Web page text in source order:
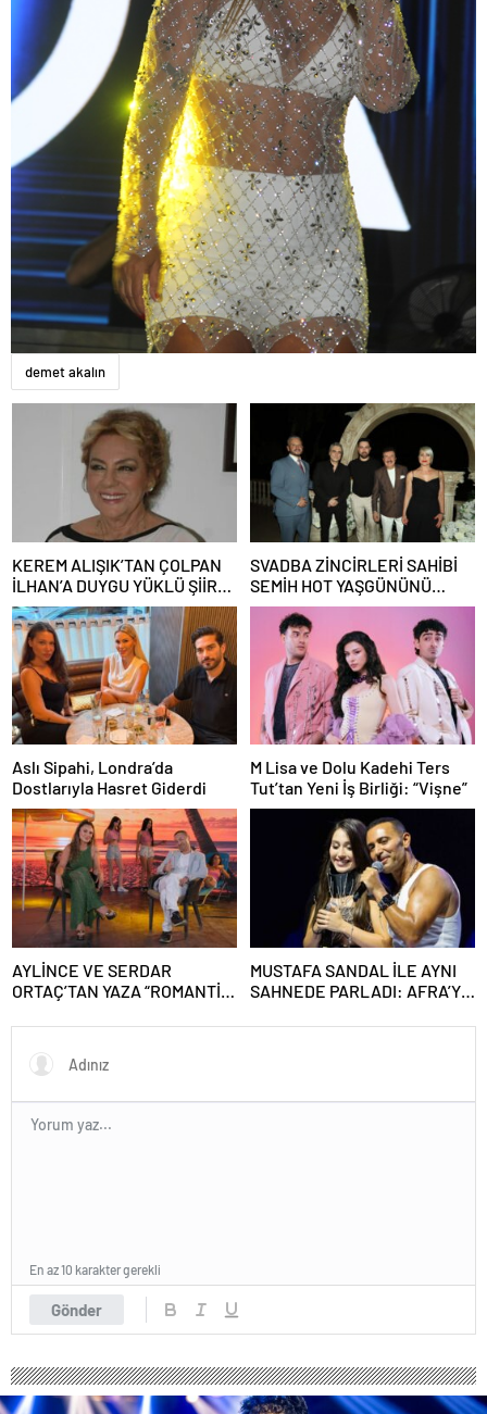
demet akalın
KEREM ALIŞIK’TAN ÇOLPAN
İLHAN’A DUYGU YÜKLÜ ŞİİR:
“Bir Attila İlhan şiirinden
çıkmıştı sanki”
SVADBA ZİNCİRLERİ SAHİBİ
SEMİH HOT YAŞGÜNÜNÜ
SANAT VE CEMİYET
DÜNYASININ ÜNLÜ
İSİMLERİYLE KUTLADI!
Aslı Sipahi, Londra’da
Dostlarıyla Hasret Giderdi
M Lisa ve Dolu Kadehi Ters
Tut’tan Yeni İş Birliği: “Vişne”
AYLİNCE VE SERDAR
ORTAÇ’TAN YAZA “ROMANTİK
MUSTAFA SANDAL İLE AYNI
SAHNEDE PARLADI: AFRA’YA
Gönder
En az 10 karakter gerekli